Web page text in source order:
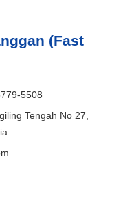
(Fast
5508
Tengah No 27,